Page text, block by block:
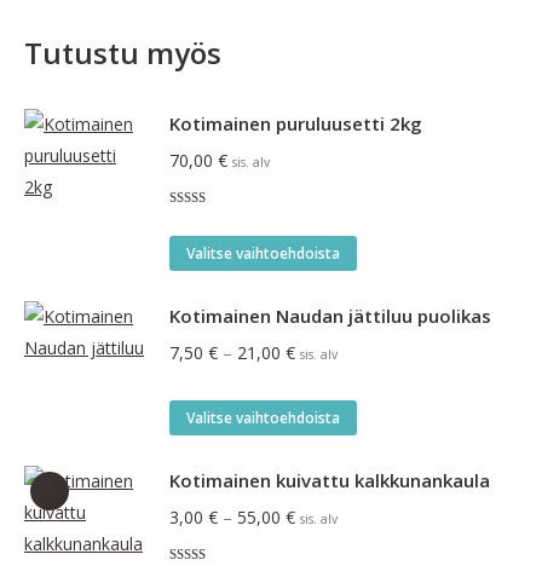
Tutustu myös
Kotimainen puruluusetti 2kg
70,00 € sis. alv
tuotteesta:
5.00/ 5
Valitse vaihtoehdoista
on
Voit
tehdä
valinnat
Kotimainen Naudan jättiluu puolikas
7,50 € – 21,00 €Hintaluokka:
-
sis. alv
Valitse vaihtoehdoista
on
Kotimainen kuivattu kalkkunankaula
3,00 € – 55,00 €Hintaluokka:
sis. alv